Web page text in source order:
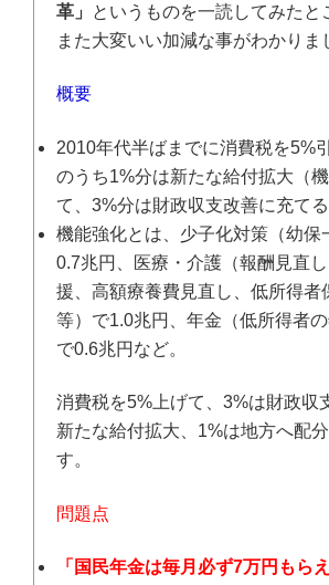
革」
というものを一読してみたと
また大変いい加減な事がわかりま
概要
2010年代半ばまでに消費税を5%
のうち1%分は新たな給付拡大（
て、3%分は財政収支改善に充てる
機能強化とは、少子化対策（幼保
0.7兆円、医療・介護（報酬見直
援、高額療養費見直し、低所得者
等）で1.0兆円、年金（低所得者の
で0.6兆円など。
消費税を5%上げて、3%は財政収
新たな給付拡大、1%は地方へ配
す。
問題点
「国民年金は毎月必ず7万円もら